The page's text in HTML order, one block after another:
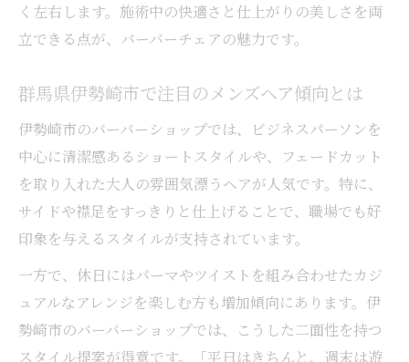
く左右します。施術中の快適さと仕上がりの美しさを両
立できる点が、バーバーチェアの魅力です。
群馬県伊勢崎市で注目のメンズヘア傾向とは
伊勢崎市のバーバーショップでは、ビジネスパーソンを
中心に清潔感あるショートスタイルや、フェードカット
を取り入れた大人の雰囲気漂うヘアが人気です。特に、
サイドや襟足をすっきりと仕上げることで、職場でも好
印象を与えるスタイルが支持されています。
一方で、休日にはパーマやツイストを組み合わせたカジ
ュアルなアレンジを楽しむ方も増加傾向にあります。伊
勢崎市のバーバーショップでは、こうした二面性を持つ
スタイル提案が得意です。「平日はきちんと、週末は遊